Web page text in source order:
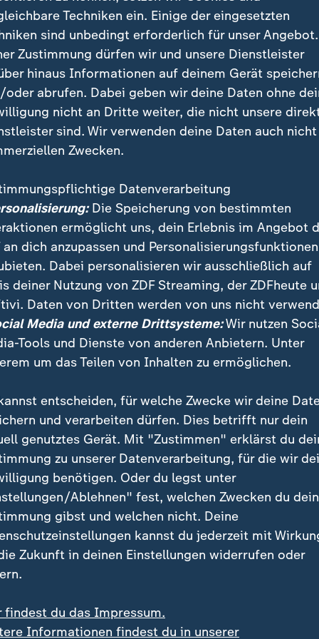
Keupp rechnet nicht mit einer unmittelbaren Lieferung
die Ukraine. Trump halte sich beide Kanäle offen,
hatte Trump erklärt, er könne Putin mit einer
sollte Russland seine Angriffe nicht einstellen.
zurückhaltender: Putin habe die Idee "nicht
könnten ihre eigenen Bestände nicht "entleeren".
widerspricht: Kein Grund, keine
zu liefern
Keupp stellt diese Darstellung bei ZDFheute
etwa 4.000 Tomahawks, mehr als jede andere
"relativ einfach nachproduzierbar". Man
auch 1.000 - "wenn man will".
hat man genug, das ist kein
Militärökonom
Warnungen, die USA überschreite mit einer
Keupp als "übliche Kreml-Propaganda".
Sprengköpfen bestücken und seien weder
Grund, weder technisch
Techniken ein. Einige der eingesetzten
sind unbedingt erforderlich für unser
Zustimmung dürfen wir und unsere Dienstleister
hinaus Informationen auf deinem Gerät
oder abrufen. Dabei geben wir deine Daten ohne
nicht an Dritte weiter, die nicht unsere
sind. Wir verwenden deine Daten auch nicht
Zwecken.
Datenverarbeitung
Die Speicherung von bestimmten
ermöglicht uns, dein Erlebnis im Angebot
an dich anzupassen und Personalisierungsfunktionen
Dabei personalisieren wir ausschließlich auf
deiner Nutzung von ZDF Streaming, der ZDFheute
Daten von Dritten werden von uns nicht
Media und externe Drittsysteme:Wir nutzen
Tools und Dienste von anderen Anbietern. Unter
um das Teilen von Inhalten zu ermöglichen.
entscheiden, für welche Zwecke wir deine
und verarbeiten dürfen. Dies betrifft nur dein
genutztes Gerät. Mit "Zustimmen" erklärst du
zu unserer Datenverarbeitung, für die wir
benötigen. Oder du legst unter
Ablehnen" fest, welchen Zwecken du
gibst und welchen nicht. Deine
kannst du jederzeit mit
Zukunft in deinen Einstellungen widerrufen oder
findest du das Impressum.
Informationen findest du in unserer